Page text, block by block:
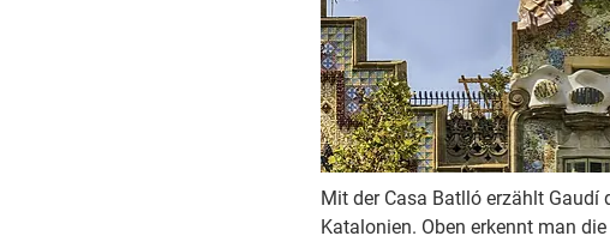
Mit der Casa Batlló erzählt Gaudí
Katalonien. Oben erkennt man